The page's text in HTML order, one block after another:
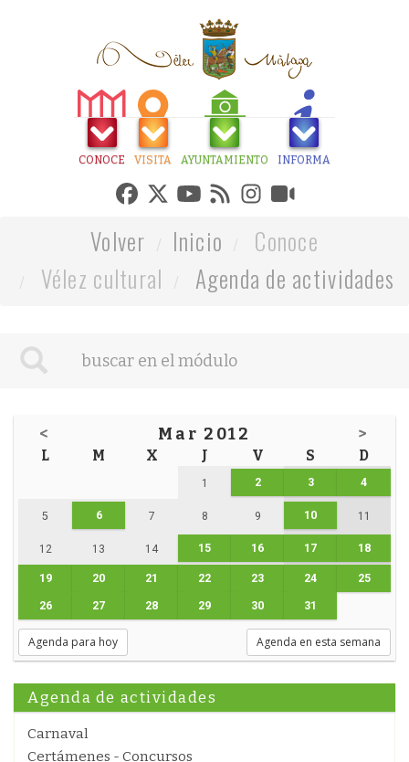
CONOCE VISITA AYUNTAMIENTO INFORMA
Volver Inicio
Conoce
Vélez cultural
Agenda de actividades
< Mar 2012 >
L M X J V S D
1 2 3 4
5 6 7 8 9 10 11
12 13 14 15 16 17 18
19 20 21 22 23 24 25
26 27 28 29 30 31
Agenda para hoy Agenda en esta semana
Agenda de actividades
Carnaval
Certámenes - Concursos